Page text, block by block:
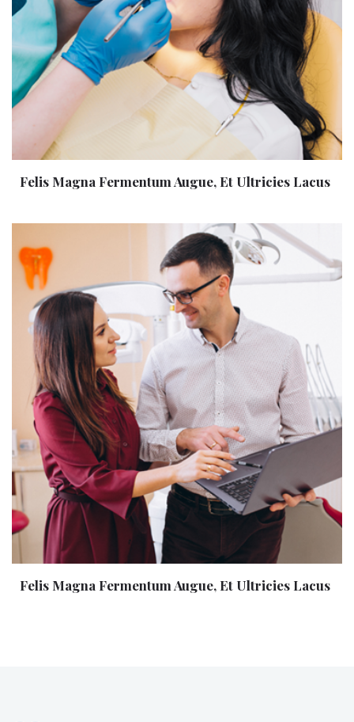
Felis Magna Fermentum Augue, Et Ultricies Lacus
Felis Magna Fermentum Augue, Et Ultricies Lacus